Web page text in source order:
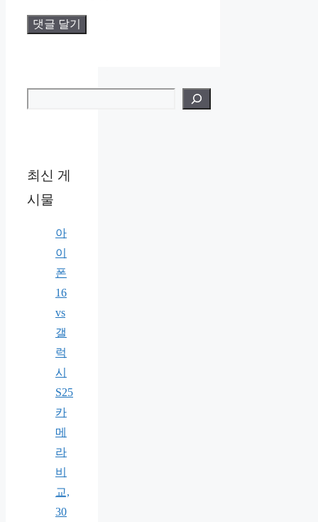
최신 게
시물
아
이
폰
16
vs
갤
럭
시
S25
카
메
라
비
교,
30